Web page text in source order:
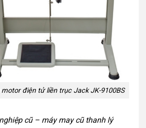
điện tử liền trục Jack JK-9100BS
cũ – máy may cũ thanh lý